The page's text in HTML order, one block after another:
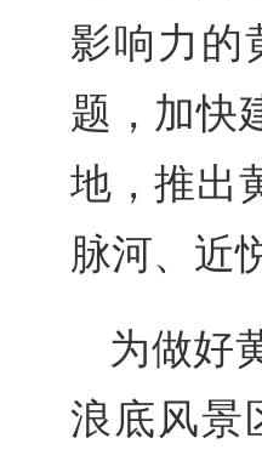
影响力的
题，加快
地，推出
脉河、近
为做好
浪底风景